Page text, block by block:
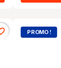
PROMO !